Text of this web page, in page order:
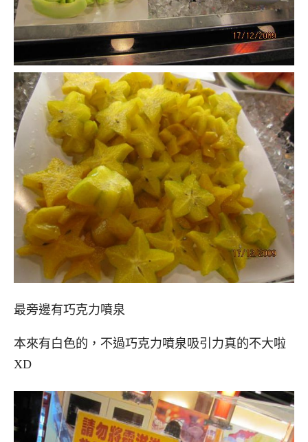
最旁邊有巧克力噴泉
本來有白色的，不過巧克力噴泉吸引力真的不大啦
XD